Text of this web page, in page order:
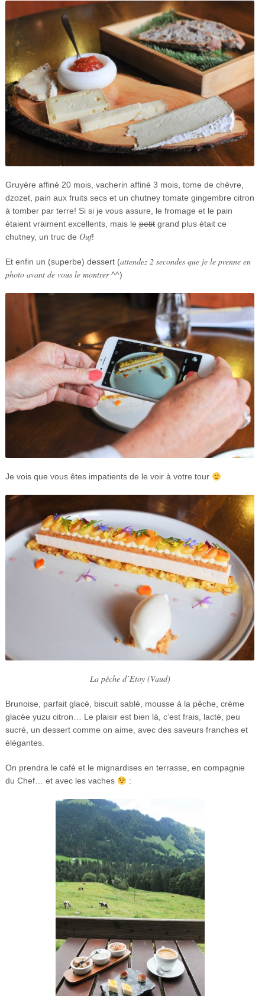
Gruyère affiné 20 mois, vacherin affiné 3 mois, tome de chèvre,
dzozet, pain aux fruits secs et un chutney tomate gingembre citron
à tomber par terre! Si si je vous assure, le fromage et le pain
étaient vraiment excellents, mais le petitgrand plus était ce
chutney, un truc de Ouf!
Et enfin un (superbe) dessert (attendez 2 secondes que je le prenne en
photo avant de vous le montrer^^)
Je vois que vous êtes impatients de le voir à votre tour
La pêche d’Etoy (Vaud)
Brunoise, parfait glacé, biscuit sablé, mousse à la pêche, crème
glacée yuzu citron… Le plaisir est bien là, c’est frais, lacté, peu
sucré, un dessert comme on aime, avec des saveurs franches et
élégantes.
On prendra le café et le mignardises en terrasse, en compagnie
du Chef… et avec les vaches
: